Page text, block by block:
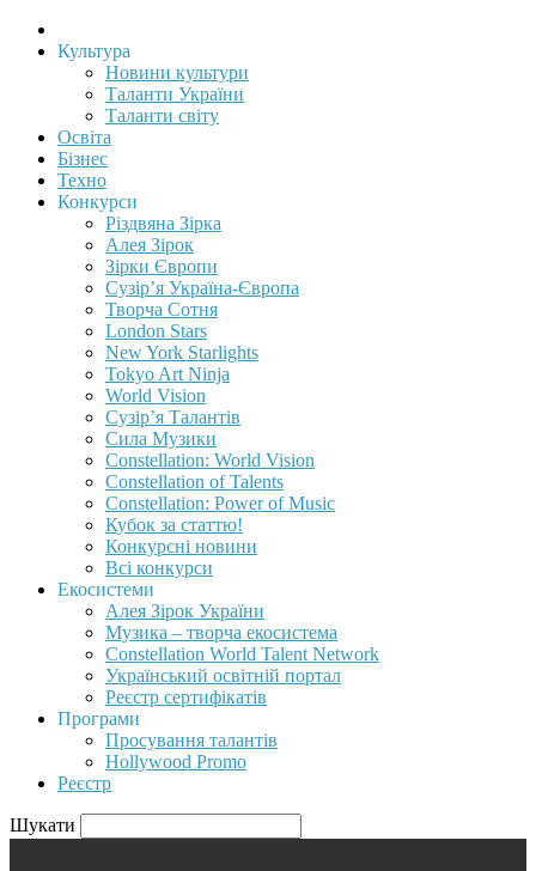
Культура
Новини культури
Таланти України
Таланти світу
Освіта
Бізнес
Техно
Конкурси
Різдвяна Зірка
Алея Зірок
Зірки Європи
Сузір’я Україна-Європа
Творча Сотня
London Stars
New York Starlights
Tokyo Art Ninja
World Vision
Сузір’я Талантів
Сила Музики
Constellation: World Vision
Constellation of Talents
Constellation: Power of Music
Кубок за статтю!
Конкурсні новини
Всі конкурси
Екосистеми
Алея Зірок України
Музика – творча екосистема
Constellation World Talent Network
Український освітній портал
Реєстр сертифікатів
Програми
Просування талантів
Hollywood Promo
Реєстр
Шукати